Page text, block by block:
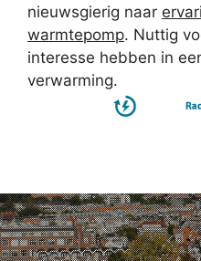
nieuwsgierig naar
warmtepomp. Nuttig
interesse hebben in
verwarming.